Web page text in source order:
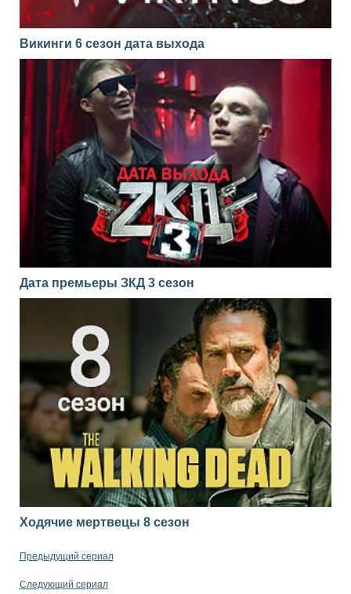
Викинги 6 сезон дата выхода
Дата премьеры ЗКД 3 сезон
Ходячие мертвецы 8 сезон
Предыдущий сериал
Следующий сериал